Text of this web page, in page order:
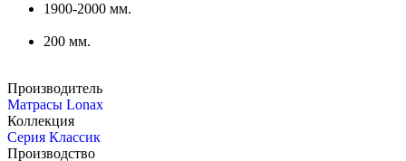
1900-2000 мм.
200 мм.
Производитель
Матрасы Lonax
Коллекция
Серия Классик
Производство